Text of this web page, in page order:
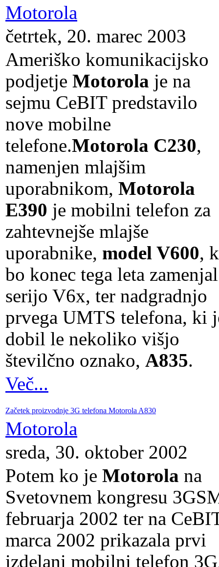
Motorola
četrtek, 20. marec 2003
Ameriško komunikacijsko
podjetje Motorola je na
sejmu CeBIT predstavilo
nove mobilne
telefone.Motorola C230,
namenjen mlajšim
uporabnikom, Motorola
E390 je mobilni telefon za
zahtevnejše mlajše
uporabnike, model V600,
bo konec tega leta zamenjal
serijo V6x, ter nadgradnjo
prvega UMTS telefona, ki
dobil le nekoliko višjo
številčno oznako, A835.
Več...
Začetek proizvodnje 3G telefona Motorola A830
Motorola
sreda, 30. oktober 2002
Potem ko je Motorola na
Svetovnem kongresu
februarja 2002 ter na
marca 2002 prikazala prvi
izdelani mobilni telefon